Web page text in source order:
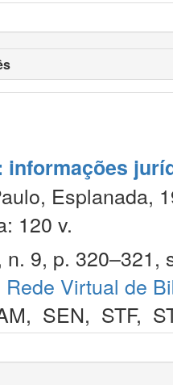
Esplanada,
120 v.
9, p. 320–321,
Rede Virtual de
, SEN, STF,